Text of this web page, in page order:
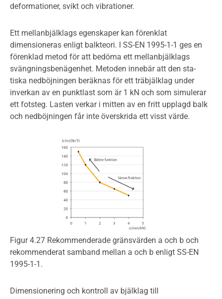
deformationer, svikt och vibrationer.
Ett mellanbjälklags egenskaper kan förenklat
dimensioneras enligt balkteori. I SS-EN 1995-1-1 ges en
förenklad metod för att bedöma ett mellanbjälklags
svängningsbenägenhet. Metoden innebär att den sta-
tiska nedböjningen beräknas för ett träbjälklag under
inverkan av en punktlast som är 1 kN och som simulerar
ett fotsteg. Lasten verkar i mitten av en fritt upplagd balk
och nedböjningen får inte överskrida ett visst värde.
Figur 4.27 Rekommenderade gränsvärden a och b och
rekommenderat samband mellan a och b enligt SS-EN
1995-1-1.
Dimensionering och kontroll av bjälklag till